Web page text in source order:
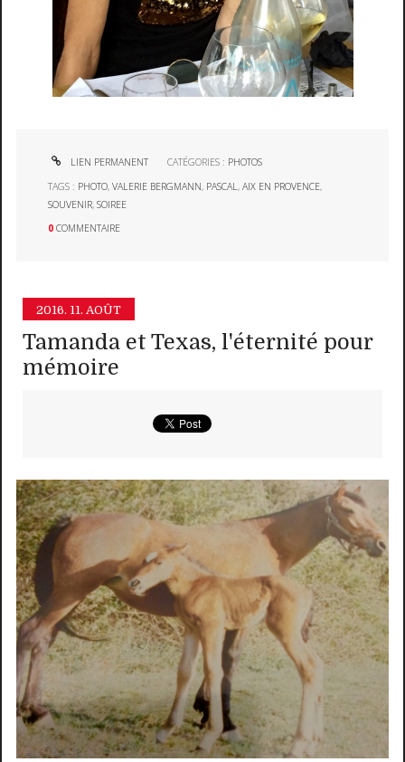
LIEN PERMANENT CATÉGORIES : PHOTOS
TAGS : PHOTO,VALERIE BERGMANN, PASCAL ,AIX EN PROVENCE,
SOUVENIR,SOIREE
0 COMMENTAIRE
2016. 11. AOÛT
Tamanda et Texas, l'éternité pour
mémoire